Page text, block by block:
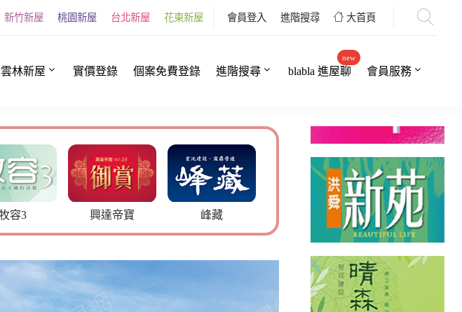
新竹新屋 桃園新屋 台北新屋 花東新屋 會員登入 進階搜尋 大首頁
雲林新屋 實價登錄 個案免費登錄 進階搜尋 blabla 進屋聊
new
會員服務
興達帝寶 峰藏 上荷院9 拾境II